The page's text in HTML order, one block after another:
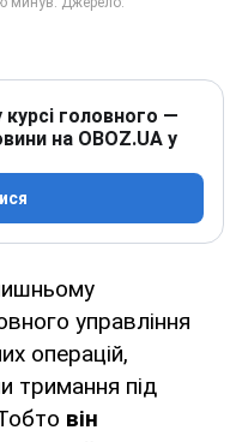
головного —
на OBOZ.UA у
управління
операцій,
тримання під
він